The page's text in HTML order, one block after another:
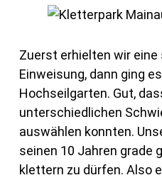
Zuerst erhielten wir
Einweisung, dann ging
Hochseilgarten. Gut,
unterschiedlichen
auswählen konnten.
seinen 10 Jahren grade
klettern zu dürfen. Also